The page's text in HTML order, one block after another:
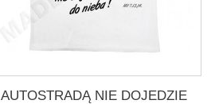
AUTOSTRADĄ NIE DOJEDZIE